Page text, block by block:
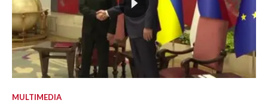
MULTIMEDIA